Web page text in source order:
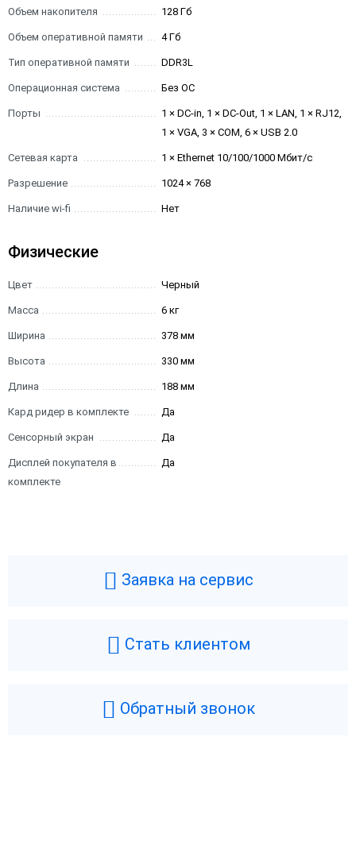
Объем накопителя 128 Гб
Объем оперативной памяти 4 Гб
Тип оперативной памяти DDR3L
Операционная система Без ОС
Порты
1 × DC-in, 1 × DC-Out, 1 × LAN, 1 × RJ12,
1 × VGA, 3 × COM, 6 × USB 2.0
Сетевая карта 1 × Ethernet 10/100/1000 Мбит/с
Разрешение 1024 × 768
Наличие wi-fi Нет
Физические
Цвет Черный
Масса 6 кг
Ширина 378 мм
Высота 330 мм
Длина 188 мм
Кард ридер в комплекте Да
Сенсорный экран Да
Дисплей покупателя в
комплекте
Да
Заявка на сервис
Стать клиентом
Обратный звонок